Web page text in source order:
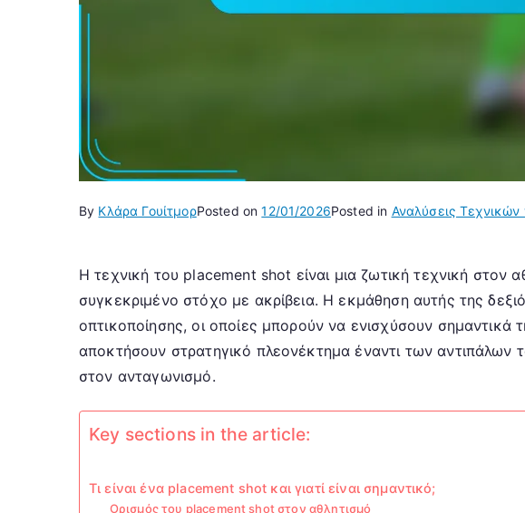
By Κλάρα ΓουίτμορPosted on12/01/2026Posted in Αναλύσεις Τεχνικών
Η τεχνική του placement shot είναι μια ζωτική τεχνική στον
συγκεκριμένο στόχο με ακρίβεια. Η εκμάθηση αυτής της
οπτικοποίησης, οι οποίες μπορούν να ενισχύσουν σημαντικά
αποκτήσουν στρατηγικό πλεονέκτημα έναντι των αντιπάλων
στον ανταγωνισμό.
Key sections in the article:
Τι είναι ένα placement shot και γιατί είναι σημαντικό;
Ορισμός του placement shot στον αθλητισμό